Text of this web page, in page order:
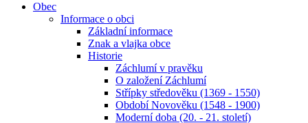
Obec
Informace o obci
Základní informace
Znak a vlajka obce
Historie
Záchlumí v pravěku
O založení Záchlumí
Střípky středověku (1369 - 1550)
Období Novověku (1548 - 1900)
Moderní doba (20. - 21. století)